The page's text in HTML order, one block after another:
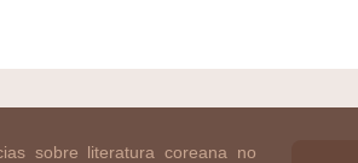
sobre literatura coreana no